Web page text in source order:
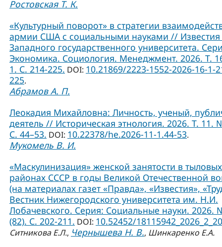
Ростовская Т. К.
«Культурный поворот» в стратегии
армии США с социальными науками //
Западного государственного университета.
Экономика. Социология. Менеджмент. 2026. Т.
1. С. 214-225. DOI: 10.21869/2223-1552-2026-16-1-
225.
Абрамов А. П.
Леокадия Михайловна: Личность, ученый,
деятель // Историческая этнология. 2026. Т. 11.
С. 44–53. DOI: 10.22378/he.2026-11-1.44-53.
Мукомель В. И.
«Маскулинизация» женской занятости в тыловых
районах СССР в годы Великой Отечественной
(на материалах газет «Правда», «Известия»,
Вестник Нижегородского университета им. Н.И.
Лобачевского. Серия: Социальные науки. 2026.
(82). С. 202-211. DOI: 10.52452/
Ситникова Е.Л., Чернышева Н. В., Шинкаренко Е.А.